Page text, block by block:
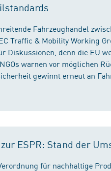
Fahrzeughandel
Traffic & Mobility Working
Diskussionen, denn die EU
warnen vor möglichen
gewinnt erneut an
ESPR: Stand der
für nachhaltige